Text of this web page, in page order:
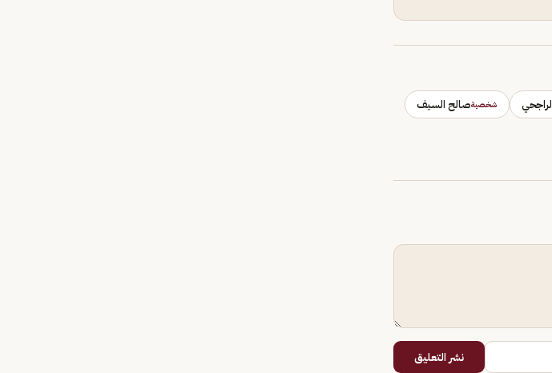
شخصيةصالح السيف
نشر التعليق